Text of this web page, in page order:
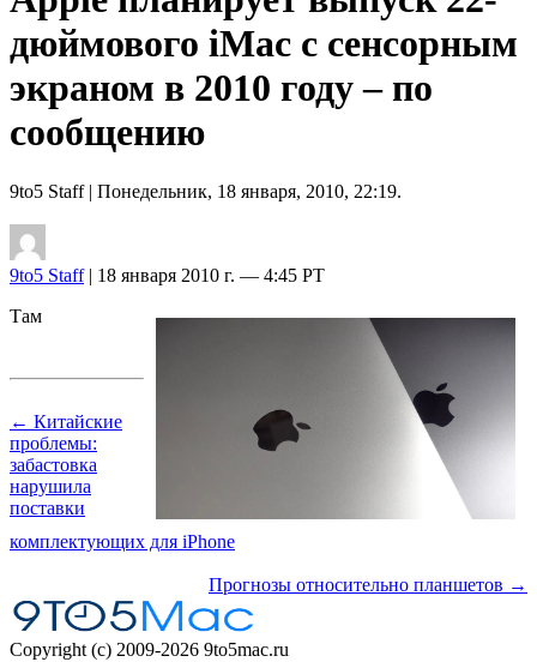
дюймового iMac с сенсорным
экраном в 2010 году – по
сообщению
9to5 Staff| Понедельник, 18 января, 2010, 22:19.
9to5 Staff| 18 января 2010 г. — 4:45 PT
Там
← Китайские
проблемы:
забастовка
нарушила
поставки
комплектующих для iPhone
Прогнозы относительно планшетов →
Copyright (c) 2009-2026 9to5mac.ru